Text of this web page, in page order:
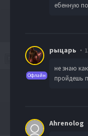
ебенную
Офлайн
рыцарь
не знаю
пройдешь
Ahrenolog